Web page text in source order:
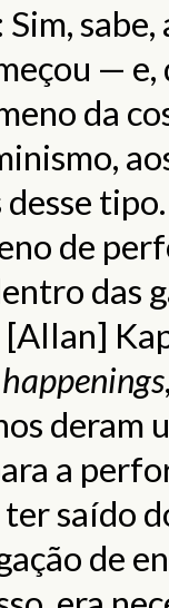
Sim,
— e,
da
de
das
[Allan]
happenings
a
ter saído
de